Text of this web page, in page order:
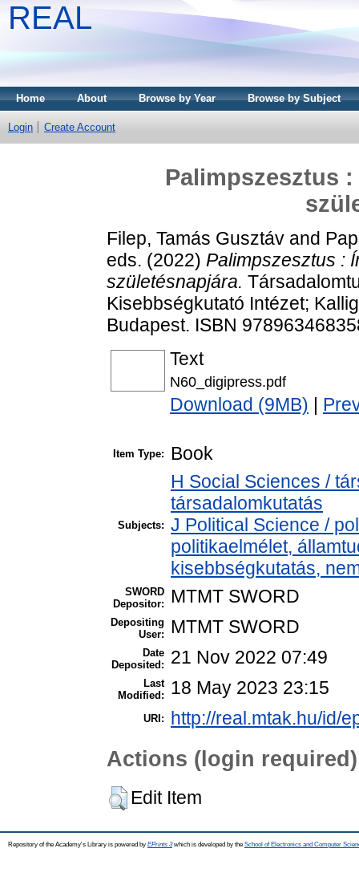
REAL
Home About Browse by Year Browse by Subject
Login Create Account
Palimpszesztus
Filep, Tamás Gusztáv and
eds. (2022) Palimpszesztus :
születésnapjára.
Kisebbségkutató Intézet;
Budapest. ISBN
Text
N60_digipress.pdf
Download (9MB)
Item Type: Book
Subjects:
H Social Sciences /
társadalomkutatás
J Political Science /
politikaelmélet,
kisebbségkutatás,
SWORD
Depositor:
MTMT SWORD
Depositing
User:
MTMT SWORD
Date
Deposited:
21 Nov 2022 07:49
Last
Modified:
18 May 2023 23:15
URI: http://real.mtak.hu/id/
Actions (login required)
Edit Item
Repository of the Academy's Library is powered by EPrints 3which is developed by the School of Electronics and Computer